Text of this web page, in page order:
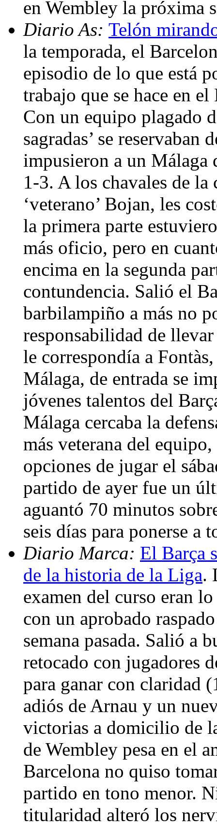
en Wembley la próxima
Diario As: Telón
la temporada, el
episodio de lo que está
trabajo que se hace en
Con un equipo plagado
sagradas’ se reservaban
impusieron a un Málaga
1-3. A los chavales de
‘veterano’ Bojan, les
la primera parte
más oficio, pero en
encima en la segunda
contundencia. Salió el
barbilampiño a más no
responsabilidad de
le correspondía a
Málaga, de entrada se
jóvenes talentos del
Málaga cercaba la
más veterana del
opciones de jugar el
partido de ayer fue un
aguantó 70 minutos
seis días para ponerse
Diario Marca: El Barça
de la historia de la Liga.
examen del curso eran
con un aprobado
semana pasada. Salió a
retocado con jugadores
para ganar con claridad
adiós de Arnau y un
victorias a domicilio de
de Wembley pesa en el
Barcelona no quiso
partido en tono menor.
titularidad alteró los